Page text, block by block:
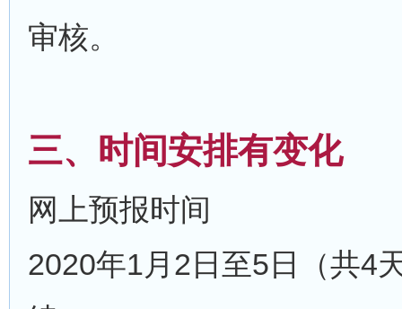
审核。
三、时间安排有变化
网上预报时间
2020年1月2日至5日（共4